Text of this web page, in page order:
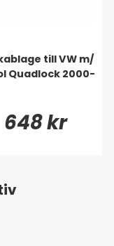
till VW m/
Quadlock 2000-
648 kr